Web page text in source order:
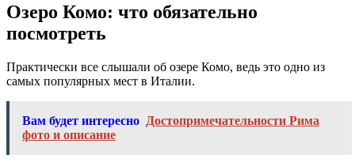
Озеро Комо: что обязательно
посмотреть
Практически все слышали об озере Комо, ведь это одно из
самых популярных мест в Италии.
Вам будет интересно Достопримечательности Рима
фото и описание